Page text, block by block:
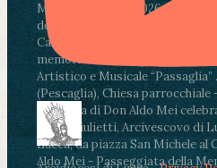
Martedì 4 agosto2026ore 11:30
dell’Infanzia don Aldo Mei - Viale
Castracani 435 - Inaugurazione
memoria di don Aldo Mei
Artistico e Musicale “Passaglia” .
(Pescaglia), Chiesa parrocchiale
memoria di Don Aldo Mei
Paolo Giulietti, Arcivescovo di
Lucca, da piazza San Michele al
Aldo Mei - Passeggiata della